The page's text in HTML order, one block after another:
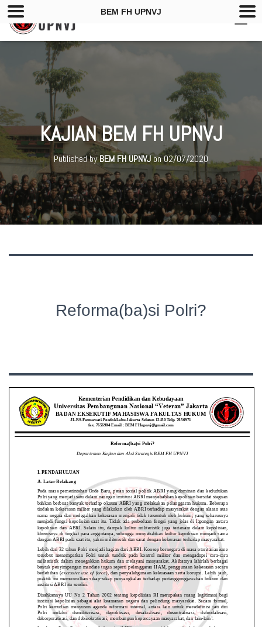
O
T
O
N
KAJIAN BEM FH UPNVJ
Published byBEM FH UPNVJon02/07/2020
Reforma(ba)si Polri?
BEM FH UPNVJ